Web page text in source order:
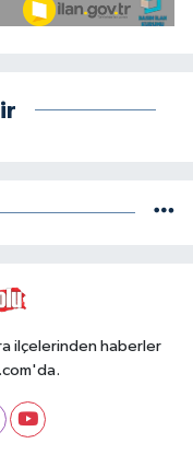
ilçelerinden haberler